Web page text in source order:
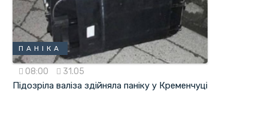
ПАНІКА
08:00 31.05
Підозріла валіза здійняла паніку у Кременчуці